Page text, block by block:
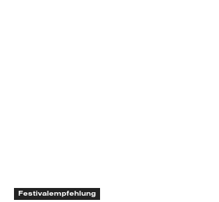
Festivalempfehlung